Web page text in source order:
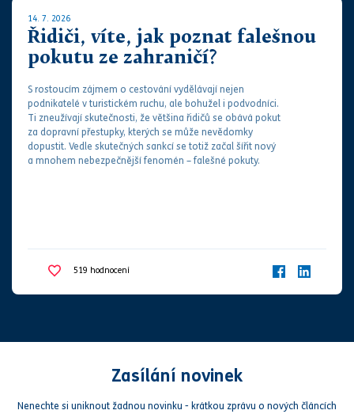
14. 7. 2026
Řidiči, víte, jak poznat falešnou
pokutu ze zahraničí?
S rostoucím zájmem o cestování vydělávají nejen
podnikatelé v turistickém ruchu, ale bohužel i podvodníci.
Ti zneužívají skutečnosti, že většina řidičů se obává pokut
za dopravní přestupky, kterých se může nevědomky
dopustit. Vedle skutečných sankcí se totiž začal šířit nový
a mnohem nebezpečnější fenomén – falešné pokuty.
519 hodnocení
Zasílání novinek
Nenechte si uniknout žadnou novinku - krátkou zprávu o nových článcích